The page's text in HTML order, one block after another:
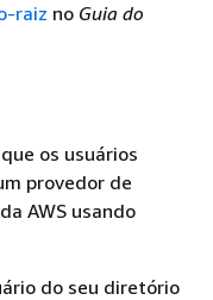
raiz no Guia do
os usuários
provedor de
AWS usando
do seu diretório